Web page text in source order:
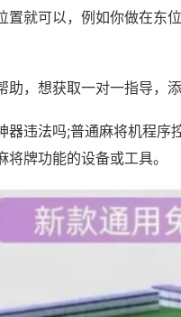
置就可以，例如你做在东
助，想获取一对一指导，
器违法吗;普通麻将机程
牌功能的设备或工具。